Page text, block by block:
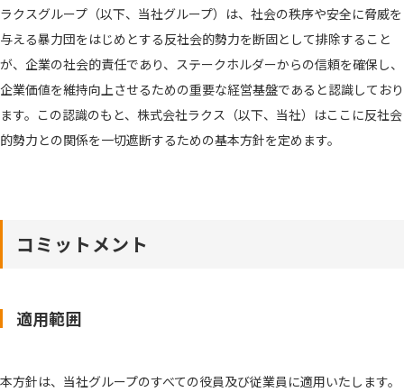
ラクスグループ（以下、当社グループ）は、社会の秩序や安全に脅威を
与える暴力団をはじめとする反社会的勢力を断固として排除すること
が、企業の社会的責任であり、ステークホルダーからの信頼を確保し、
企業価値を維持向上させるための重要な経営基盤であると認識しており
ます。この認識のもと、株式会社ラクス（以下、当社）はここに反社会
的勢力との関係を一切遮断するための基本方針を定めます。
コミットメント
適用範囲
本方針は、当社グループのすべての役員及び従業員に適用いたします。